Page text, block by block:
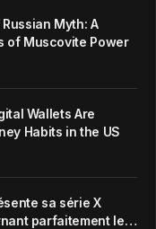
Myth: A
of Muscovite Power
Wallets Are
Habits in the US
sa série X
parfaitement le